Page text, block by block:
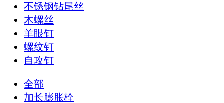
不锈钢钻尾丝
木螺丝
羊眼钉
螺纹钉
自攻钉
全部
加长膨胀栓